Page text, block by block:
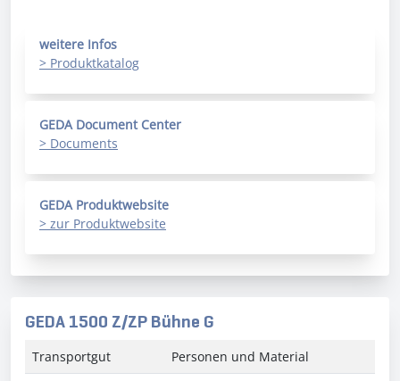
weitere Infos
> Produktkatalog
GEDA Document Center
> Documents
GEDA Produktwebsite
> zur Produktwebsite
GEDA 1500 Z/ZP Bühne G
Transportgut
Personen und Material